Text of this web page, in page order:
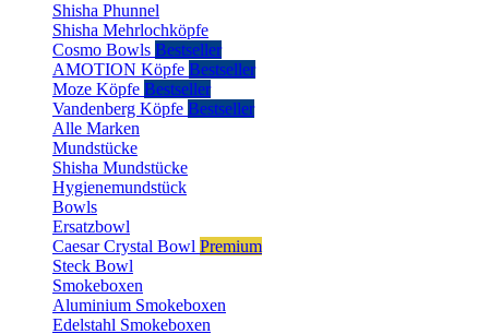
Shisha Phunnel
Shisha Mehrlochköpfe
Cosmo Bowls Bestseller
AMOTION Köpfe Bestseller
Moze Köpfe Bestseller
Vandenberg Köpfe Bestseller
Alle Marken
Mundstücke
Shisha Mundstücke
Hygienemundstück
Bowls
Ersatzbowl
Caesar Crystal Bowl Premium
Steck Bowl
Smokeboxen
Aluminium Smokeboxen
Edelstahl Smokeboxen